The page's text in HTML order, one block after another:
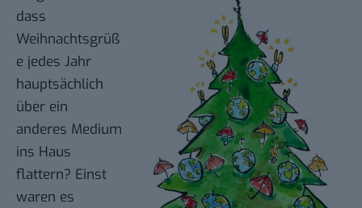
dass
Weihnachtsgrüß
e jedes Jahr
hauptsächlich
über ein
anderes Medium
ins Haus
flattern? Einst
waren es